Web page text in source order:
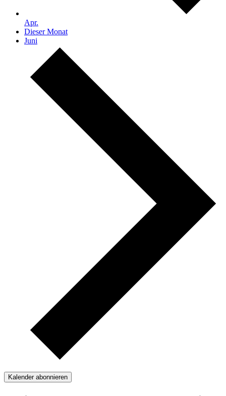
Apr.
Dieser Monat
Juni
Kalender abonnieren